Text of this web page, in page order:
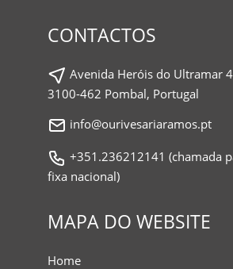
CONTACTOS
Avenida Heróis do Ultramar
3100-462 Pombal, Portugal
info@ourivesariaramos.pt
+351.236212141 (chamada
fixa nacional)
MAPA DO WEBSITE
Home